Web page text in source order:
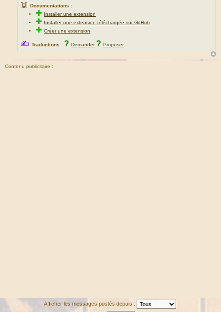
📖 Documentations :
✚ Installer une extension
✚ Installer une extension téléchargée sur GitHub
✚Créer une extension
✍ Traductions : ? Demander ? Proposer
Contenu publicitaire :
Afficher les messages postés depuis :